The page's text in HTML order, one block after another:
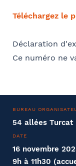
Téléchargez le
Déclaration
Ce numéro ne
BUREAU
54 allées Turcat
DATE
16 novembre
9h à 11h30